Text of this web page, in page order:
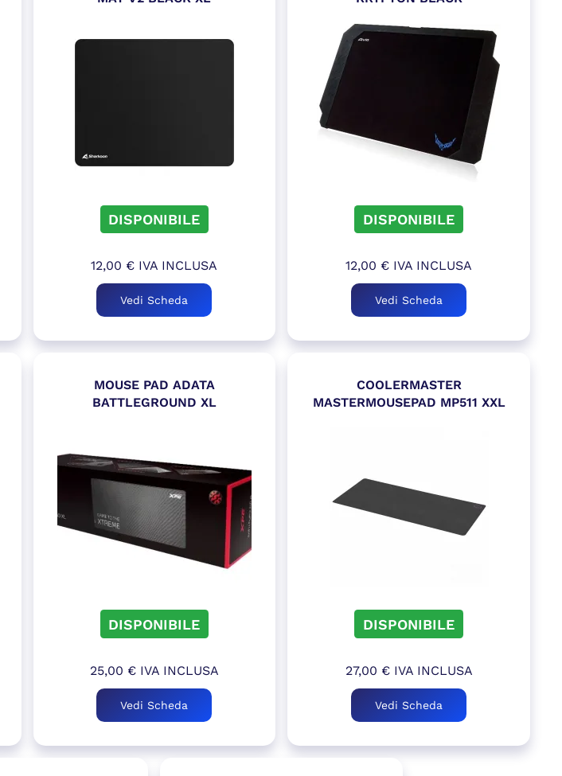
DISPONIBILE
12,00 € IVA INCLUSA
Vedi Scheda
DISPONIBILE
12,00 € IVA INCLUSA
Vedi Scheda
MOUSE PAD ADATA
BATTLEGROUND XL
DISPONIBILE
25,00 €IVA INCLUSA
Vedi Scheda
COOLERMASTER
MASTERMOUSEPAD MP511 XXL
DISPONIBILE
27,00 €IVA INCLUSA
Vedi Scheda